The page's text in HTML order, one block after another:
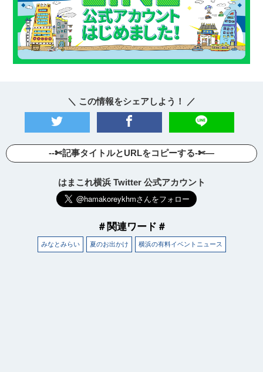
＼ この情報をシェアしよう！ ／
--✄記事タイトルとURLをコピーする-✄—
はまこれ横浜 Twitter 公式アカウント
＃関連ワード＃
みなとみらい 夏のお出かけ 横浜の有料イベントニュース